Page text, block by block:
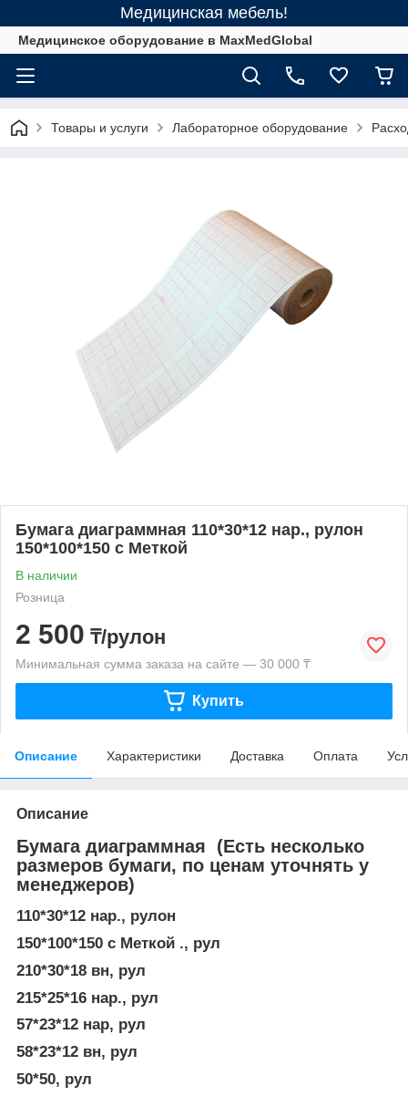
Медицинская мебель!
Медицинское оборудование в MaxMedGlobal
Товары и услуги Лабораторное оборудование
Бумага диаграммная 110*30*12 нар., рулон
150*100*150 с Меткой
В наличии
Розница
2 500 ₸/рулон
Минимальная сумма заказа на сайте — 30 000 ₸
Купить
Описание Характеристики Доставка Оплата
Описание
Бумага диаграммная (Есть несколько
размеров бумаги, по ценам уточнять у
менеджеров)
110*30*12 нар., рулон
150*100*150 с Меткой ., рул
210*30*18 вн, рул
215*25*16 нар., рул
57*23*12 нар, рул
58*23*12 вн, рул
50*50, рул